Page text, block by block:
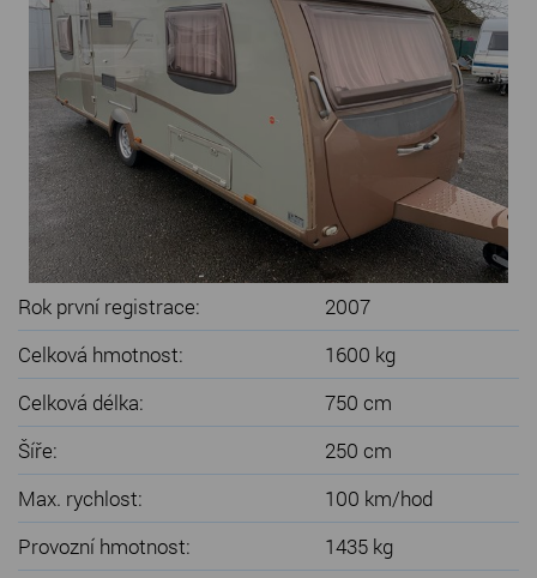
Rok první registrace:
2007
Celková hmotnost:
1600 kg
Celková délka:
750 cm
Šíře:
250 cm
Max. rychlost:
100 km/hod
Provozní hmotnost:
1435 kg